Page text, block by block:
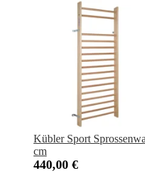
Kübler Sport
cm
440,00 €